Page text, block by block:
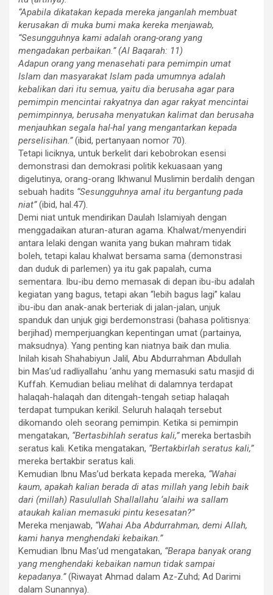
“Apabila dikatakan kepada mereka janganlah membuat
kerusakan di muka bumi maka kereka menjawab,
“Sesungguhnya kami adalah orang-orang yang
mengadakan perbaikan.” (Al Baqarah: 11)
Adapun orang yang menasehati para pemimpin umat
Islam dan masyarakat Islam pada umumnya adalah
kebalikan dari itu semua, yaitu dia berusaha agar para
pemimpin mencintai rakyatnya dan agar rakyat mencintai
pemimpinnya, berusaha menyatukan kalimat dan berusaha
menjauhkan segala hal-hal yang mengantarkan kepada
perselisihan.”(ibid, pertanyaan nomor 70).
Tetapi liciknya, untuk berkelit dari kebobrokan esensi
demonstrasi dan demokrasi politik kekuasaan yang
digelutinya, orang-orang Ikhwanul Muslimin berdalih dengan
sebuah hadits “Sesungguhnya amal itu bergantung pada
niat”(ibid, hal.47).
Demi niat untuk mendirikan Daulah Islamiyah dengan
menggadaikan aturan-aturan agama. Khalwat/menyendiri
antara lelaki dengan wanita yang bukan mahram tidak
boleh, tetapi kalau khalwat bersama sama (demonstrasi
dan duduk di parlemen) ya itu gak papalah, cuma
sementara. Ibu-ibu demo memasak di depan ibu-ibu adalah
kegiatan yang bagus, tetapi akan “lebih bagus lagi” kalau
ibu-ibu dan anak-anak berteriak di jalan-jalan, unjuk
spanduk dan unjuk gigi berdemonstrasi (bahasa politisnya:
berjihad) memperjuangkan kepentingan umat (partainya,
maksudnya). Yang penting kan niatnya baik dan mulia.
Inilah kisah Shahabiyun Jalil, Abu Abdurrahman Abdullah
bin Mas’ud radliyallahu ‘anhu yang memasuki satu masjid di
Kuffah. Kemudian beliau melihat di dalamnya terdapat
halaqah-halaqah dan ditengah-tengah setiap halaqah
terdapat tumpukan kerikil. Seluruh halaqah tersebut
dikomando oleh seorang pemimpin. Ketika si pemimpin
mengatakan, “Bertasbihlah seratus kali,”mereka bertasbih
seratus kali. Ketika mengatakan, “Bertakbirlah seratus kali,”
mereka bertakbir seratus kali.
Kemudian Ibnu Mas’ud berkata kepada mereka, “Wahai
kaum, apakah kalian berada di atas millah yang lebih baik
dari (millah) Rasulullah Shallallahu ‘alaihi wa sallam
ataukah kalian memasuki pintu kesesatan?”
Mereka menjawab, “Wahai Aba Abdurrahman, demi Allah,
kami hanya menghendaki kebaikan.”
Kemudian Ibnu Mas’ud mengatakan, “Berapa banyak orang
yang menghendaki kebaikan namun tidak sampai
kepadanya.”(Riwayat Ahmad dalam Az-Zuhd; Ad Darimi
dalam Sunannya).